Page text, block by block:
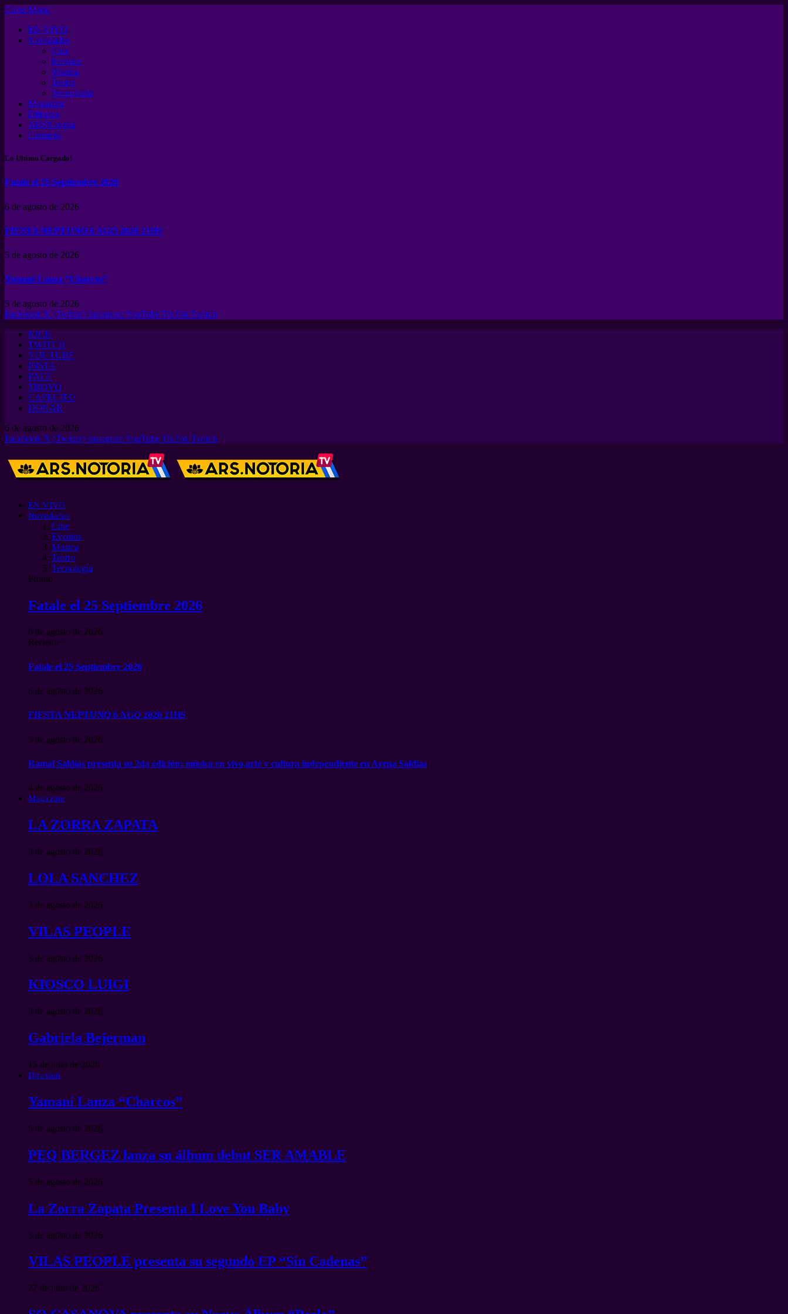
Close Menu
EN VIVO
Novedades
Cine
Eventos
Musica
Teatro
Tecnología
Magazine
Difusion
ARSNotoria
Contacto
Lo Ultimo Cargado!
Fatale el 25 Septiembre 2026
6 de agosto de 2026
FIESTA NEPTUNO 6 AGO 2026 21HS
5 de agosto de 2026
Yamaní Lanza “Charcos”
5 de agosto de 2026
Facebook X (Twitter) InstagramYouTube TikTok Twitch
KICK
TWITCH
YOUTUBE
INSTA
FACE
TROVO
CAFECITO
DONAR
6 de agosto de 2026
Facebook X (Twitter) InstagramYouTube TikTok Twitch
EN VIVO
Novedades
Cine
Eventos
Musica
Teatro
Tecnología
Pronto
Fatale el 25 Septiembre 2026
6 de agosto de 2026
Reciente
Fatale el 25 Septiembre 2026
6 de agosto de 2026
FIESTA NEPTUNO 6 AGO 2026 21HS
5 de agosto de 2026
Ramal Saldías presenta su 2da edición: música en vivo,arte y cultura independiente en Arena Saldías
4 de agosto de 2026
Magazine
LA ZORRA ZAPATA
3 de agosto de 2026
LOLA SANCHEZ
3 de agosto de 2026
VILAS PEOPLE
3 de agosto de 2026
KIOSCO LUIGI
3 de agosto de 2026
Gabriela Bejerman
15 de julio de 2026
Difusion
Yamaní Lanza “Charcos”
5 de agosto de 2026
PEQ BERGEZ lanza su álbum debut SER AMABLE
5 de agosto de 2026
La Zorra Zapata Presenta I Love You Baby
3 de agosto de 2026
VILAS PEOPLE presenta su segundo EP “Sin Cadenas”
27 de julio de 2026